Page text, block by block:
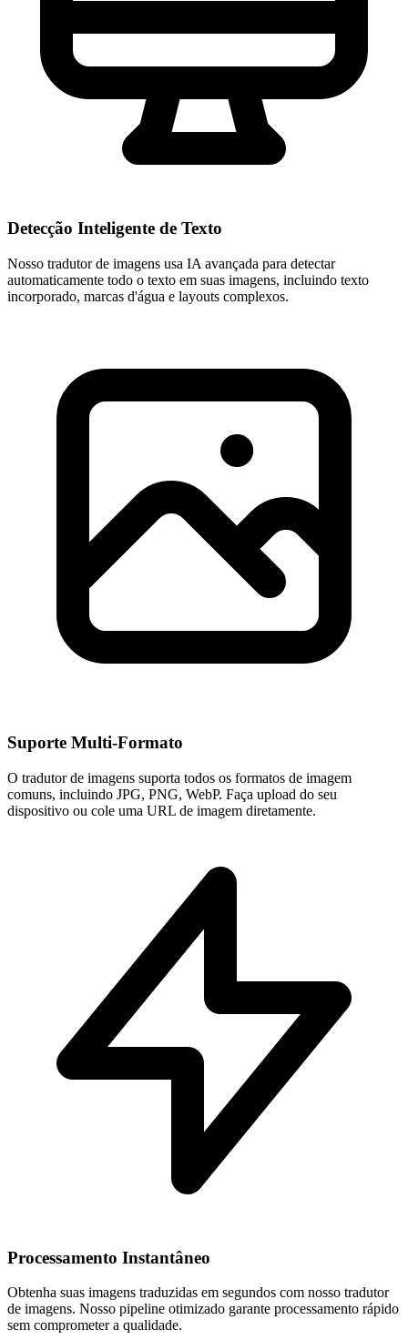
Detecção Inteligente de Texto
Nosso tradutor de imagens usa IA avançada para detectar
automaticamente todo o texto em suas imagens, incluindo texto
incorporado, marcas d'água e layouts complexos.
Suporte Multi-Formato
O tradutor de imagens suporta todos os formatos de imagem
comuns, incluindo JPG, PNG, WebP. Faça upload do seu
dispositivo ou cole uma URL de imagem diretamente.
Processamento Instantâneo
Obtenha suas imagens traduzidas em segundos com nosso tradutor
de imagens. Nosso pipeline otimizado garante processamento rápido
sem comprometer a qualidade.